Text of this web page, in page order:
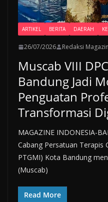
ARTIKEL BERITA DAERAH
26/07/2026 Redaksi
Muscab VIII
Bandung Jadi
Penguatan
Transformasi
MAGAZINE INDONESIA-
Cabang Persatuan Terapis
PTGMI) Kota Bandung
(Muscab)
Read More